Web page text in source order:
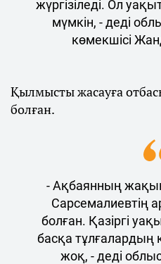
жүргізіледі. Ол
мүмкін, - деді
көмекшісі
Қылмысты жасауға
болған.
- Ақбаянның
Сарсемалиевтің
болған. Қазіргі
басқа тұлғалардың
жоқ, - деді